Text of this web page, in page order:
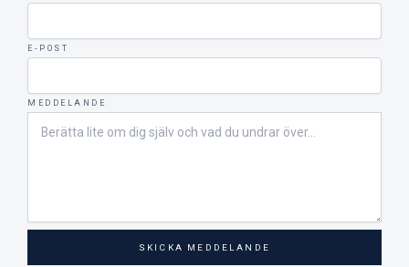
E-POST
MEDDELANDE
SKICKA MEDDELANDE